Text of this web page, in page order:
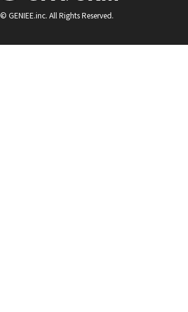
© GENIEE.inc. All Rights Reserved.